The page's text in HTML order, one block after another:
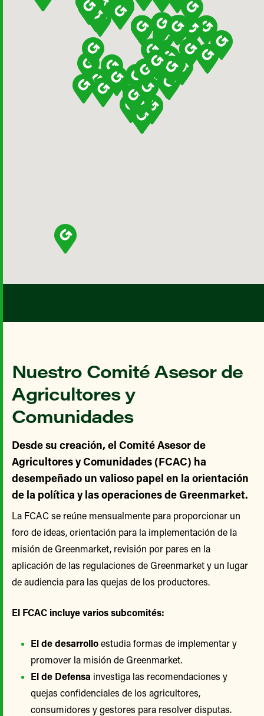
Nuestro Comité Asesor de
Agricultores y
Comunidades
Desde su creación, el Comité Asesor de
Agricultores y Comunidades (FCAC) ha
desempeñado un valioso papel en la orientación
de la política y las operaciones de Greenmarket.
La FCAC se reúne mensualmente para proporcionar un
foro de ideas, orientación para la implementación de la
misión de Greenmarket, revisión por pares en la
aplicación de las regulaciones de Greenmarket y un lugar
de audiencia para las quejas de los productores.
El FCAC incluye varios subcomités:
El de desarrolloestudia formas de implementar y
promover la misión de Greenmarket.
El de Defensa investiga las recomendaciones y
quejas confidenciales de los agricultores,
consumidores y gestores para resolver disputas.